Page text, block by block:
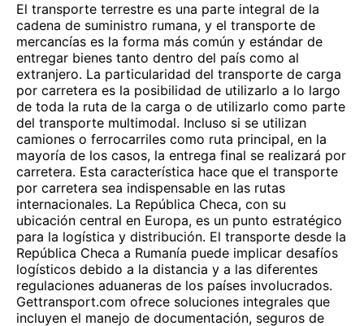
El transporte terrestre es una parte integral de la
cadena de suministro rumana, y el transporte de
mercancías es la forma más común y estándar de
entregar bienes tanto dentro del país como al
extranjero. La particularidad del transporte de carga
por carretera es la posibilidad de utilizarlo a lo largo
de toda la ruta de la carga o de utilizarlo como parte
del transporte multimodal. Incluso si se utilizan
camiones o ferrocarriles como ruta principal, en la
mayoría de los casos, la entrega final se realizará por
carretera. Esta característica hace que el transporte
por carretera sea indispensable en las rutas
internacionales. La República Checa, con su
ubicación central en Europa, es un punto estratégico
para la logística y distribución. El transporte desde la
República Checa a Rumanía puede implicar desafíos
logísticos debido a la distancia y a las diferentes
regulaciones aduaneras de los países involucrados.
Gettransport.com ofrece soluciones integrales que
incluyen el manejo de documentación, seguros de